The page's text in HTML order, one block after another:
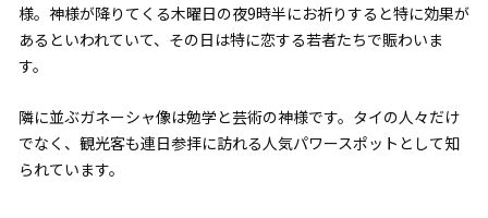
様。神様が降りてくる木曜日の夜9時半にお祈りすると特に効果が
あるといわれていて、その日は特に恋する若者たちで賑わいま
す。
隣に並ぶガネーシャ像は勉学と芸術の神様です。タイの人々だけ
でなく、観光客も連日参拝に訪れる人気パワースポットとして知
られています。